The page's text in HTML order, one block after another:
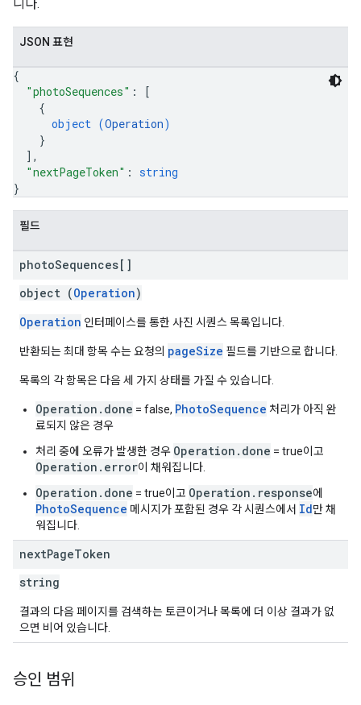
니다.
JSON 표현
{
"photoSequences" :
[
{
object (Operation)
}
] ,
"nextPageToken" : string
}
필드
photoSequences[]
object (Operation)
Operation 인터페이스를 통한 사진 시퀀스 목록입니다.
반환되는 최대 항목 수는 요청의 pageSize 필드를 기반으로 합니다.
목록의 각 항목은 다음 세 가지 상태를 가질 수 있습니다.
Operation.done = false, PhotoSequence 처리가 아직 완
료되지 않은 경우
처리 중에 오류가 발생한 경우 Operation.done = true이고
Operation.error이 채워집니다.
Operation.done = true이고 Operation.response에
PhotoSequence 메시지가 포함된 경우 각 시퀀스에서 Id만 채
워집니다.
nextPageToken
string
결과의 다음 페이지를 검색하는 토큰이거나 목록에 더 이상 결과가 없
으면 비어 있습니다.
승인 범위